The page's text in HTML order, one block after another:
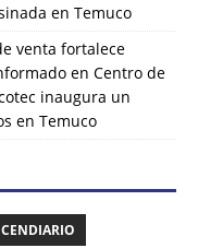
en Temuco
venta fortalece
en Centro de
inaugura un
en Temuco